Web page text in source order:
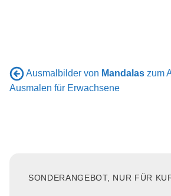
Ausmalbilder von Mandalas zum
Ausmalen für Erwachsene
SONDERANGEBOT, NUR FÜR